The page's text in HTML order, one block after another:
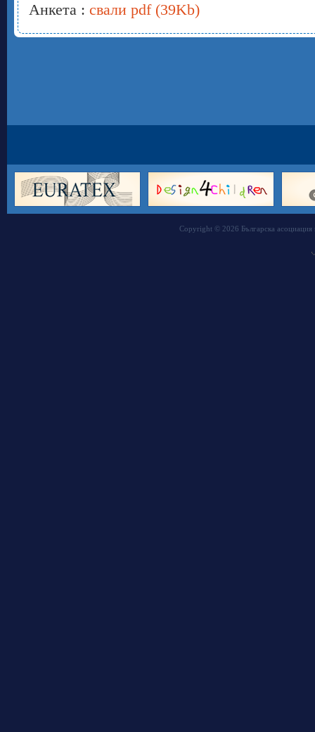
Анкета : свали pdf (39Kb)
Copyright © 2026 Българска асоциация